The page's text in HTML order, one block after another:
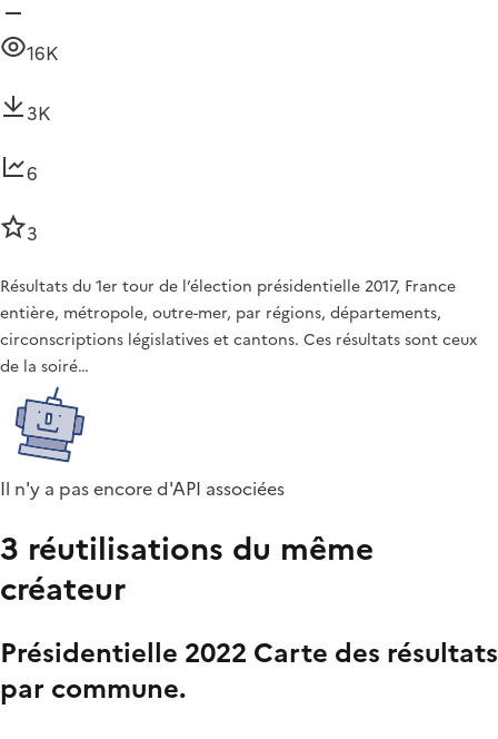
16K
3K
6
3
Résultats du 1er tour de l’élection présidentielle 2017, France
entière, métropole, outre-mer, par régions, départements,
circonscriptions législatives et cantons. Ces résultats sont ceux
de la soiré…
Il n'y a pas encore d'API associées
3 réutilisations du même
créateur
Présidentielle 2022 Carte des résultats
par commune.